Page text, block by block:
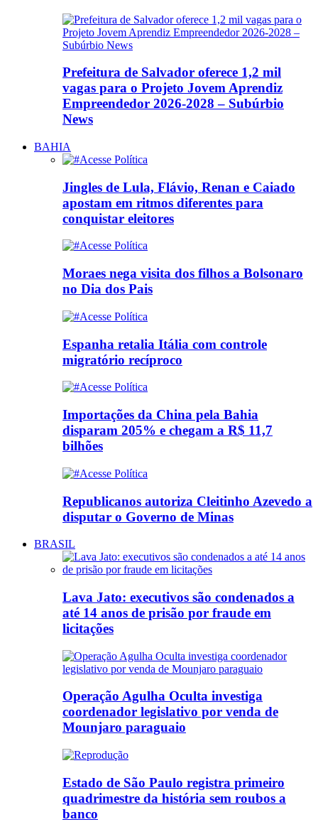
Prefeitura de Salvador oferece 1,2 mil
vagas para o Projeto Jovem Aprendiz
Empreendedor 2026-2028 – Subúrbio
News
BAHIA
Jingles de Lula, Flávio, Renan e Caiado
apostam em ritmos diferentes para
conquistar eleitores
Moraes nega visita dos filhos a Bolsonaro
no Dia dos Pais
Espanha retalia Itália com controle
migratório recíproco
Importações da China pela Bahia
disparam 205% e chegam a R$ 11,7
bilhões
Republicanos autoriza Cleitinho Azevedo a
disputar o Governo de Minas
BRASIL
Lava Jato: executivos são condenados a
até 14 anos de prisão por fraude em
licitações
Operação Agulha Oculta investiga
coordenador legislativo por venda de
Mounjaro paraguaio
Estado de São Paulo registra primeiro
quadrimestre da história sem roubos a
banco